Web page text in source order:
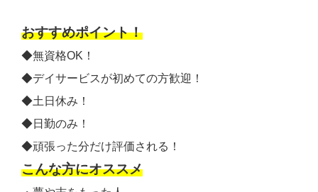
おすすめポイント！
◆無資格OK！
◆デイサービスが初めての方歓迎！
◆土日休み！
◆日勤のみ！
◆頑張った分だけ評価される！
こんな方にオススメ